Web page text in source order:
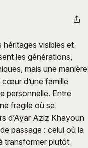
visibles et
les générations,
mais une manière
d’une famille
personnelle. Entre
fragile où se
d’Ayar Aziz Khayoun
passage : celui où la
transformer plutôt